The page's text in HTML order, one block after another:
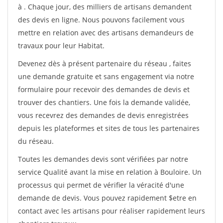
à . Chaque jour, des milliers de artisans demandent
des devis en ligne. Nous pouvons facilement vous
mettre en relation avec des artisans demandeurs de
travaux pour leur Habitat.
Devenez dès à présent partenaire du réseau , faites
une demande gratuite et sans engagement via notre
formulaire pour recevoir des demandes de devis et
trouver des chantiers. Une fois la demande validée,
vous recevrez des demandes de devis enregistrées
depuis les plateformes et sites de tous les partenaires
du réseau.
Toutes les demandes devis sont vérifiées par notre
service Qualité avant la mise en relation à Bouloire. Un
processus qui permet de vérifier la véracité d'une
demande de devis. Vous pouvez rapidement $etre en
contact avec les artisans pour réaliser rapidement leurs